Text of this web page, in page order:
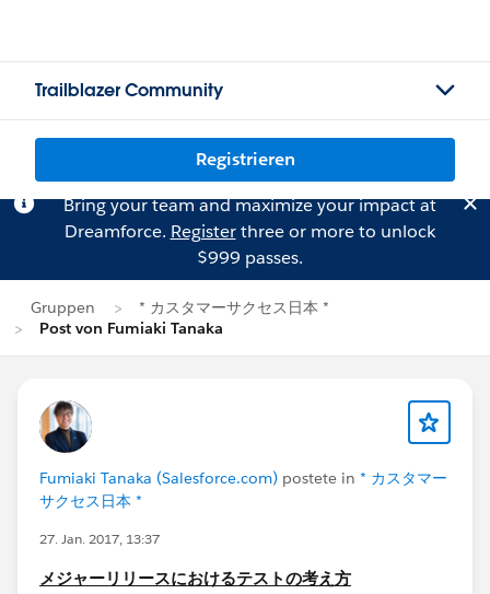
Trailblazer Community
Registrieren
Bring your team and maximize your impact at
Dreamforce. Registerthree or more to unlock
$999 passes.
Gruppen
* カスタマーサクセス日本 *
Post von Fumiaki Tanaka
Fumiaki Tanaka (Salesforce.com) postete in * カスタマー
サクセス日本 *
27. Jan. 2017, 13:37
メジャーリリースにおけるテストの考え方